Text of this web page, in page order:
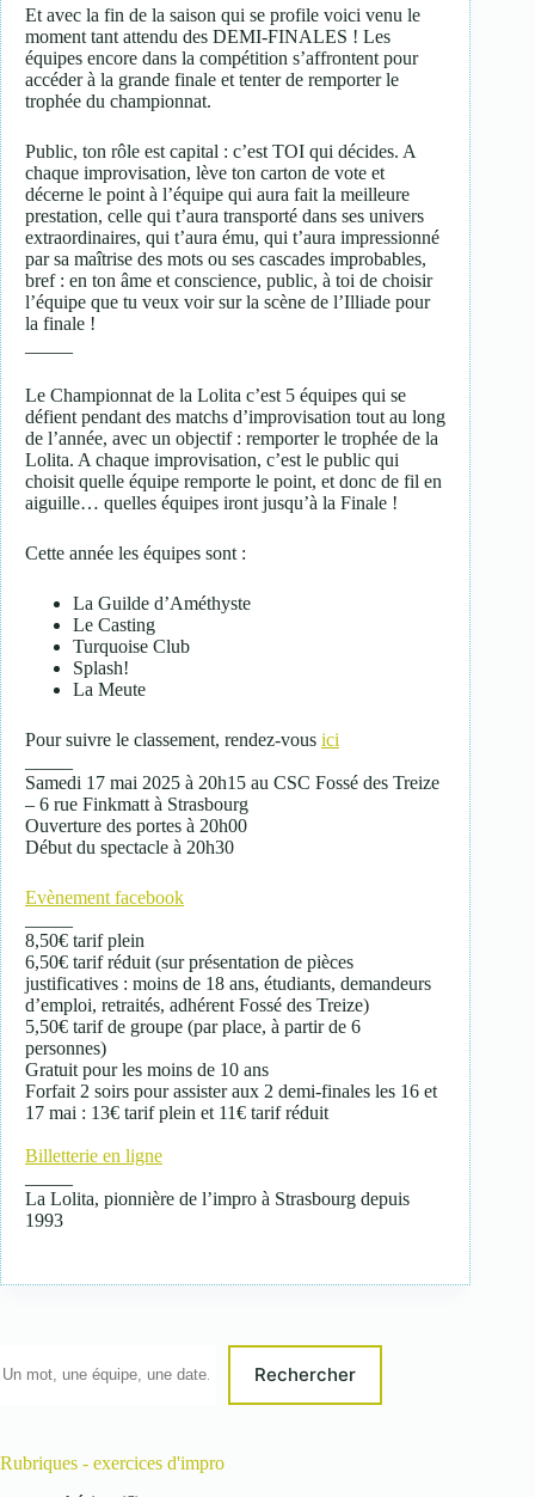
Et avec la fin de la saison qui se profile voici venu le
moment tant attendu des DEMI-FINALES ! Les
équipes encore dans la compétition s’affrontent pour
accéder à la grande finale et tenter de remporter le
trophée du championnat.
Public, ton rôle est capital : c’est TOI qui décides. A
chaque improvisation, lève ton carton de vote et
décerne le point à l’équipe qui aura fait la meilleure
prestation, celle qui t’aura transporté dans ses univers
extraordinaires, qui t’aura ému, qui t’aura impressionné
par sa maîtrise des mots ou ses cascades improbables,
bref : en ton âme et conscience, public, à toi de choisir
l’équipe que tu veux voir sur la scène de l’Illiade pour
la finale !
Le Championnat de la Lolita c’est 5 équipes qui se
défient pendant des matchs d’improvisation tout au long
de l’année, avec un objectif : remporter le trophée de la
Lolita. A chaque improvisation, c’est le public qui
choisit quelle équipe remporte le point, et donc de fil en
aiguille… quelles équipes iront jusqu’à la Finale !
Cette année les équipes sont :
La Guilde d’Améthyste
Le Casting
Turquoise Club
Splash!
La Meute
Pour suivre le classement, rendez-vous ici
Samedi 17 mai 2025 à 20h15 au CSC Fossé des Treize
– 6 rue Finkmatt à Strasbourg
Ouverture des portes à 20h00
Début du spectacle à 20h30
Evènement facebook
8,50€ tarif plein
6,50€ tarif réduit (sur présentation de pièces
justificatives : moins de 18 ans, étudiants, demandeurs
d’emploi, retraités, adhérent Fossé des Treize)
5,50€ tarif de groupe (par place, à partir de 6
personnes)
Gratuit pour les moins de 10 ans
Forfait 2 soirs pour assister aux 2 demi-finales les 16 et
17 mai : 13€ tarif plein et 11€ tarif réduit
Billetterie en ligne
La Lolita, pionnière de l’impro à Strasbourg depuis
1993
Rechercher
Rubriques - exercices d'impro